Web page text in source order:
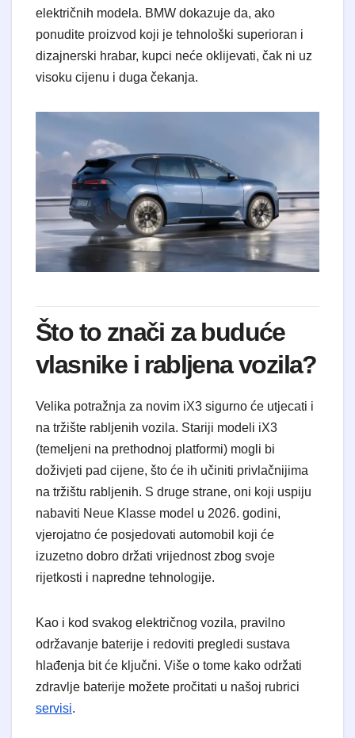
električnih modela. BMW dokazuje da, ako
ponudite proizvod koji je tehnološki superioran i
dizajnerski hrabar, kupci neće oklijevati, čak ni uz
visoku cijenu i duga čekanja.
Što to znači za buduće
vlasnike i rabljena vozila?
Velika potražnja za novim iX3 sigurno će utjecati i
na tržište rabljenih vozila. Stariji modeli iX3
(temeljeni na prethodnoj platformi) mogli bi
doživjeti pad cijene, što će ih učiniti privlačnijima
na tržištu rabljenih. S druge strane, oni koji uspiju
nabaviti Neue Klasse model u 2026. godini,
vjerojatno će posjedovati automobil koji će
izuzetno dobro držati vrijednost zbog svoje
rijetkosti i napredne tehnologije.
Kao i kod svakog električnog vozila, pravilno
održavanje baterije i redoviti pregledi sustava
hlađenja bit će ključni. Više o tome kako održati
zdravlje baterije možete pročitati u našoj rubrici
servisi.